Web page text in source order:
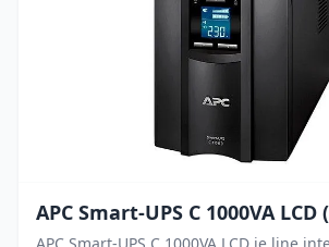
APC Smart-UPS C 1000VA LCD